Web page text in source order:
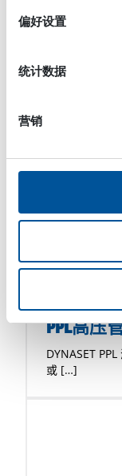
偏好设置
统计数据
营销
DYNASET
[…]
PPL高压
DYNASET
或 […]